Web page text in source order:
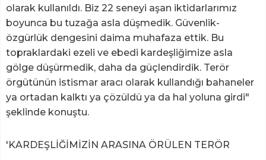
olarak kullanıldı. Biz 22 seneyi aşan iktidarlarımız
boyunca bu tuzağa asla düşmedik. Güvenlik-
özgürlük dengesini daima muhafaza ettik. Bu
topraklardaki ezeli ve ebedi kardeşliğimize asla
gölge düşürmedik, daha da güçlendirdik. Terör
örgütünün istismar aracı olarak kullandığı bahaneler
ya ortadan kalktı ya çözüldü ya da hal yoluna girdi"
şeklinde konuştu.
'KARDEŞLİĞİMİZİN ARASINA ÖRÜLEN TERÖR